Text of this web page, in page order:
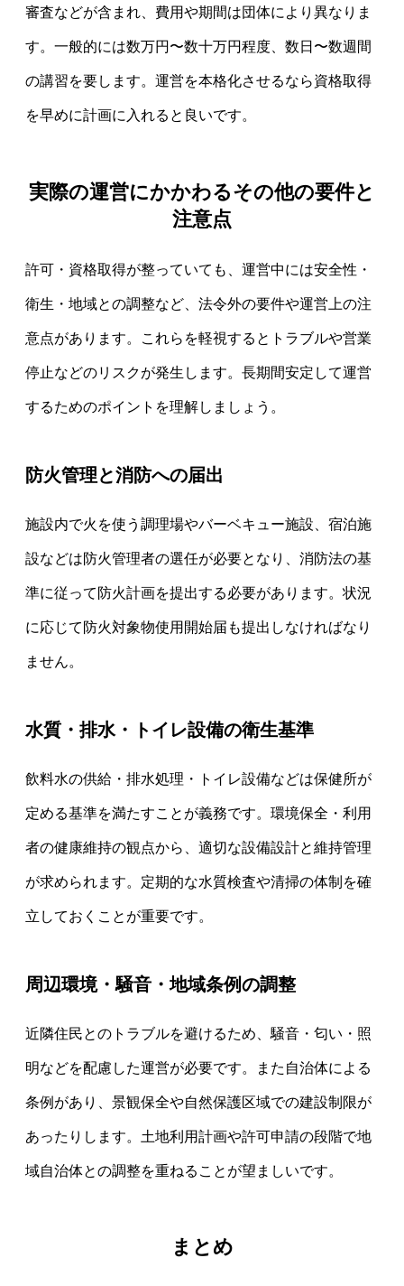
審査などが含まれ、費用や期間は団体により異なりま
す。一般的には数万円〜数十万円程度、数日〜数週間
の講習を要します。運営を本格化させるなら資格取得
を早めに計画に入れると良いです。
実際の運営にかかわるその他の要件と
注意点
許可・資格取得が整っていても、運営中には安全性・
衛生・地域との調整など、法令外の要件や運営上の注
意点があります。これらを軽視するとトラブルや営業
停止などのリスクが発生します。長期間安定して運営
するためのポイントを理解しましょう。
防火管理と消防への届出
施設内で火を使う調理場やバーベキュー施設、宿泊施
設などは防火管理者の選任が必要となり、消防法の基
準に従って防火計画を提出する必要があります。状況
に応じて防火対象物使用開始届も提出しなければなり
ません。
水質・排水・トイレ設備の衛生基準
飲料水の供給・排水処理・トイレ設備などは保健所が
定める基準を満たすことが義務です。環境保全・利用
者の健康維持の観点から、適切な設備設計と維持管理
が求められます。定期的な水質検査や清掃の体制を確
立しておくことが重要です。
周辺環境・騒音・地域条例の調整
近隣住民とのトラブルを避けるため、騒音・匂い・照
明などを配慮した運営が必要です。また自治体による
条例があり、景観保全や自然保護区域での建設制限が
あったりします。土地利用計画や許可申請の段階で地
域自治体との調整を重ねることが望ましいです。
まとめ